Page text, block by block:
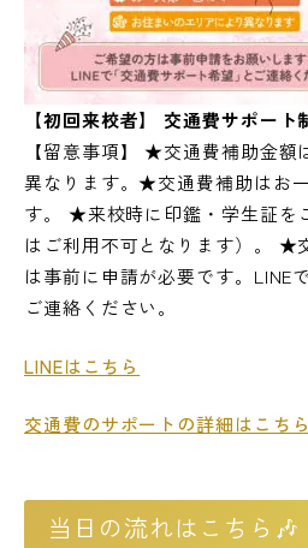
【初回来校者】 交通費サポート
【留意事項】 ★交通費補助金額
異なります。★交通費補助はお
す。 ★来校時に印鑑・学生証を
はご利用不可となります）。 ★
は事前に申請が必要です。LINE
ご連絡ください。
LINEはこちら
交通費のサポートの詳細はこちら
当日の流れはこちら🎶